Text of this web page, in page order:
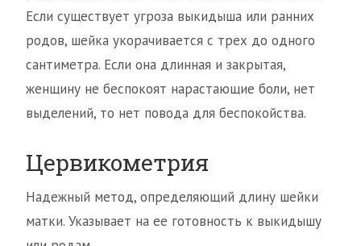
Если существует угроза выкидыша или ранних
родов, шейка укорачивается с трех до одного
сантиметра. Если она длинная и закрытая,
женщину не беспокоят нарастающие боли, нет
выделений, то нет повода для беспокойства.
Цервикометрия
Надежный метод, определяющий длину шейки
матки. Указывает на ее готовность к выкидышу